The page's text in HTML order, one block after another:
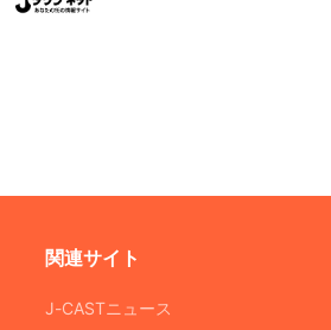
関連サイト
J-CASTニュース